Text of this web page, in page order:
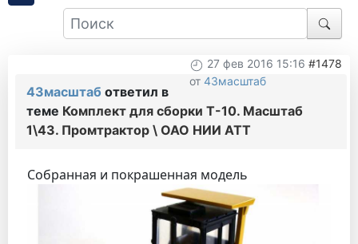
27 фев 2016 15:16 #1478
от 43масштаб
43масштаб ответил в
теме Комплект для сборки Т-10. Масштаб
1\43. Промтрактор \ ОАО НИИ АТТ
Собранная и покрашенная модель